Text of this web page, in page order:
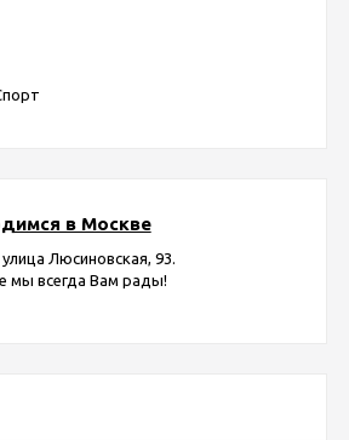
в Москве
Люсиновская, 93.
мы всегда Вам рады!